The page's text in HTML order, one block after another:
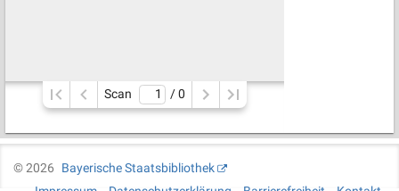
Scan / 0
©2026
Bayerische Staatsbibliothek